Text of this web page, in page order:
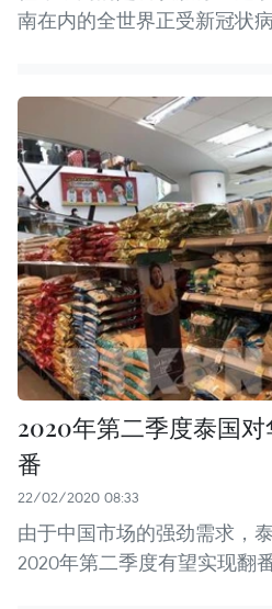
南在内的全世界正受新冠状
2020年第二季度泰国
番
22/02/2020 08:33
由于中国市场的强劲需求，
2020年第二季度有望实现翻番